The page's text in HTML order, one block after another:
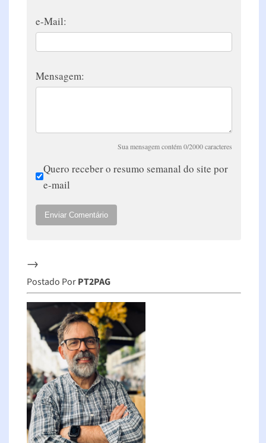
e-Mail:
Mensagem:
Sua mensagem contém 0/2000 caracteres
Quero receber o resumo semanal do site por
e-mail
Enviar Comentário
→
Postado PorPT2PAG